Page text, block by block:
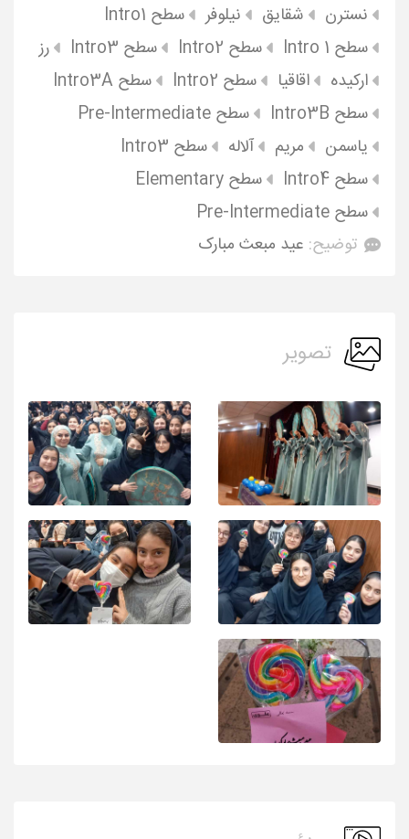
نسترن
شقایق نیلوفر
سطح Intro1
سطح Intro 1
سطح Intro2 سطح Intro3
رز
ارکیده
اقاقیا سطح Intro2
سطح Intro3A
سطح Intro3B
سطح Pre-Intermediate
یاسمن
مریم آلاله
سطح Intro3
سطح Intro4
سطح Elementary
سطح Pre-Intermediate
توضیح: عید مبعث مبارک
تصویر